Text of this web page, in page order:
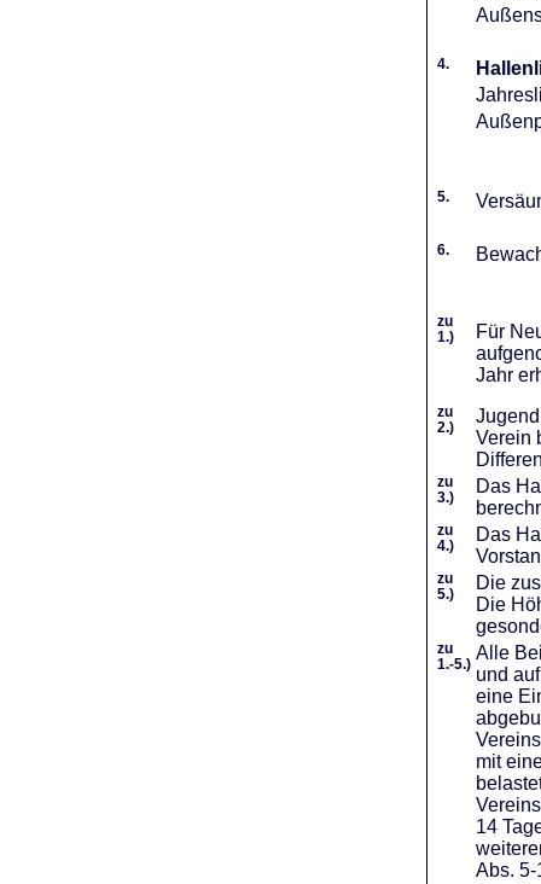
4.
5.
6.
zu
1.)
Für
Jahr
zu
2.)
Verein
zu
3.)
Das
zu
4.)
Das
zu
5.)
Die
Die
zu
1.-5.)
Alle
und
eine
mit
14
Abs.